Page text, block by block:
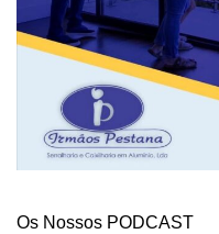
Os Nossos PODCAST